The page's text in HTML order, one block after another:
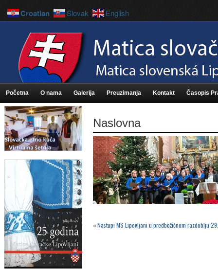
Početna O nama Galerija Preuzimanja Kontakt Časopis
Naslovna
«Nastupi MS Lipovljani u predbožićnom razdoblju
Croatian Slovak English